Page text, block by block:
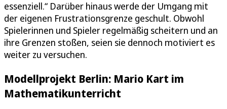
essenziell.“ Darüber hinaus werde der Umgang mit
der eigenen Frustrationsgrenze geschult. Obwohl
Spielerinnen und Spieler regelmäßig scheitern und an
ihre Grenzen stoßen, seien sie dennoch motiviert es
weiter zu versuchen.
Modellprojekt Berlin: Mario Kart im
Mathematikunterricht